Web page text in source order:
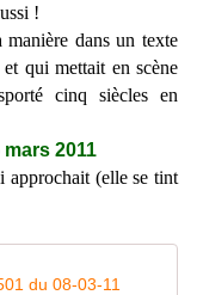
!
dans un texte
qui mettait en scène
cinq siècles en
mars 2011
approchait (elle se tint
du 08-03-11